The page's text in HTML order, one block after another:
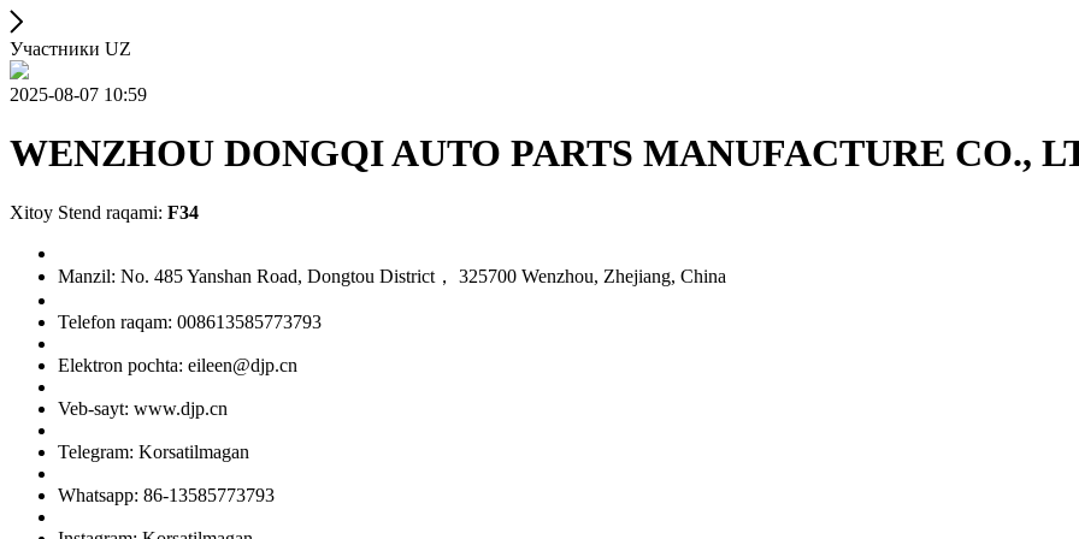
Участники UZ
2025-08-07 10:59
WENZHOU DONGQI AUTO PARTS MANUFACTURE CO.,
Xitoy Stend raqami: F34
Manzil: No. 485 Yanshan Road, Dongtou District， 325700 Wenzhou, Zhejiang, China
Telefon raqam: 008613585773793
Elektron pochta: eileen@djp.cn
Veb-sayt: www.djp.cn
Telegram: Korsatilmagan
Whatsapp: 86-13585773793